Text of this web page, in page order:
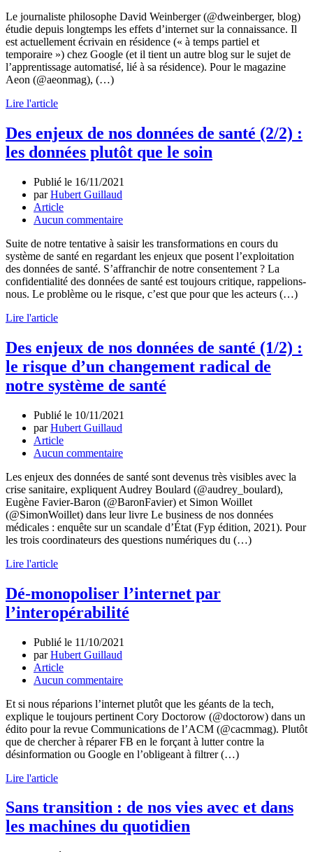
Le journaliste philosophe David Weinberger (@dweinberger, blog)
étudie depuis longtemps les effets d’internet sur la connaissance. Il
est actuellement écrivain en résidence (« à temps partiel et
temporaire ») chez Google (et il tient un autre blog sur le sujet de
l’apprentissage automatisé, lié à sa résidence). Pour le magazine
Aeon (@aeonmag), (…)
Lire l'article
Des enjeux de nos données de santé (2/2) :
les données plutôt que le soin
Publié le 16/11/2021
parHubert Guillaud
Article
Aucun commentaire
Suite de notre tentative à saisir les transformations en cours du
système de santé en regardant les enjeux que posent l’exploitation
des données de santé. S’affranchir de notre consentement ? La
confidentialité des données de santé est toujours critique, rappelions-
nous. Le problème ou le risque, c’est que pour que les acteurs (…)
Lire l'article
Des enjeux de nos données de santé (1/2) :
le risque d’un changement radical de
notre système de santé
Publié le 10/11/2021
parHubert Guillaud
Article
Aucun commentaire
Les enjeux des données de santé sont devenus très visibles avec la
crise sanitaire, expliquent Audrey Boulard (@audrey_boulard),
Eugène Favier-Baron (@BaronFavier) et Simon Woillet
(@SimonWoillet) dans leur livre Le business de nos données
médicales : enquête sur un scandale d’État (Fyp édition, 2021). Pour
les trois coordinateurs des questions numériques du (…)
Lire l'article
Dé-monopoliser l’internet par
l’interopérabilité
Publié le 11/10/2021
parHubert Guillaud
Article
Aucun commentaire
Et si nous réparions l’internet plutôt que les géants de la tech,
explique le toujours pertinent Cory Doctorow (@doctorow) dans un
édito pour la revue Communications de l’ACM (@cacmmag). Plutôt
que de chercher à réparer FB en le forçant à lutter contre la
désinformation ou Google en l’obligeant à filtrer (…)
Lire l'article
Sans transition : de nos vies avec et dans
les machines du quotidien